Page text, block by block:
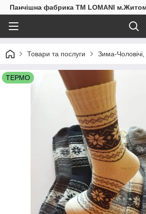
Панчішна фабрика ТМ LOMANI
Товари та послуги Зима-Чоловічі,
ТЕРМО